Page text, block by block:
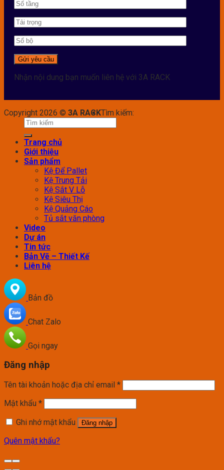
Nhận nội dung bạn muốn liên hệ với 3A RACK
Copyright 2026 © 3A RACKTìm kiếm:
Trang chủ
Giới thiệu
Sản phẩm
Kệ Để Pallet
Kệ Trung Tải
Kệ Sắt V Lỗ
Kệ Siêu Thị
Kệ Quảng Cáo
Tủ sắt văn phòng
Video
Dự án
Tin tức
Bản Vẽ – Thiết Kế
Liên hệ
Bản đồ
Chat Zalo
Gọi ngay
Đăng nhập
Tên tài khoản hoặc địa chỉ email *
Mật khẩu *
Ghi nhớ mật khẩu
Đăng nhập
Quên mật khẩu?